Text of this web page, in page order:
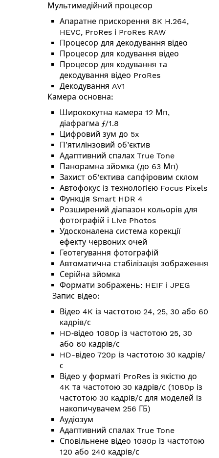
Мультимедійний процесор
Апаратне прискорення 8K H.264,
HEVC, ProRes і ProRes RAW
Процесор для декодування відео
Процесор для кодування відео
Процесор для кодування та
декодування відео ProRes
Декодування AV1
Камера основна:
Ширококутна камера 12 Мп,
діафрагма ƒ/1.8
Цифровий зум до 5x
П’ятилінзовий об’єктив
Адаптивний спалах True Tone
Панорамна зйомка (до 63 Мп)
Захист об’єктива сапфіровим склом
Автофокус із технологією Focus Pixels
Функція Smart HDR 4
Розширений діапазон кольорів для
фотографій і Live Photos
Удосконалена система корекції
ефекту червоних очей
Геотегування фотографій
Автоматична стабілізація зображення
Серійна зйомка
Формати зображень: HEIF і JPEG
Запис відео:
Відео 4K із частотою 24, 25, 30 або 60
кадрів/с
HD‑відео 1080p із частотою 25, 30
або 60 кадрів/с
HD-відео 720p із частотою 30 кадрів/
с
Відео у форматі ProRes із якістю до
4K та частотою 30 кадрів/с (1080p із
частотою 30 кадрів/с для моделей із
накопичувачем 256 ГБ)
Аудіозум
Адаптивний спалах True Tone
Сповільнене відео 1080p із частотою
120 або 240 кадрів/с